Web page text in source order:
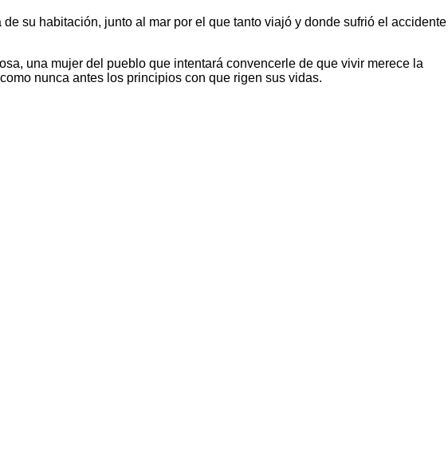
su habitación, junto al mar por el que tanto viajó y donde sufrió el accidente
una mujer del pueblo que intentará convencerle de que vivir merece la
nunca antes los principios con que rigen sus vidas.